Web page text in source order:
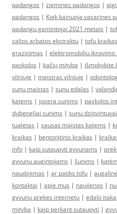
padangos | ziemines padangos |
padangos | Kiek kainuoja vasarines
padangu gamintojai 2021 metais |
zalios arbatos ekstraktu | tofu
grazinimas | elektromobiliu ikrovimo
paskolos | kačių mityba | išmokykite
vilniuje | meistras vilniuje |
sunu maistas | sunu edalas |
katems | josera sunims | paskolos
dubeneliai sunims | sunu dziovintuvai
tualetas | sausas maistas katems |
kraikas | bentonitinis kraikas |
info | kaip sutaupyti gyvunams |
gyvunu augintojams | šunims |
naudojimas | ar patiks tofu |
kontaktai | apie mus | naujienos |
gyvunu prekes internetu | edalo itaka
mityba | kaip perkant sutaupyti |